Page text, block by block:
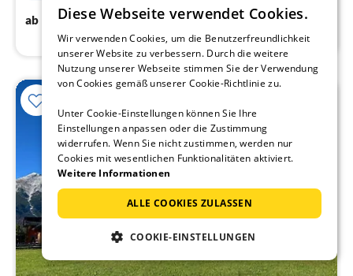
ab 200€/ Nacht
Diese Webseite verwendet Cookies.
Wir verwenden Cookies, um die Benutzerfreundlichkeit
unserer Website zu verbessern. Durch die weitere
Nutzung unserer Webseite stimmen Sie der Verwendung
von Cookies gemäß unserer Cookie-Richtlinie zu.
Unter Cookie-Einstellungen können Sie Ihre
Einstellungen anpassen oder die Zustimmung
widerrufen. Wenn Sie nicht zustimmen, werden nur
Cookies mit wesentlichen Funktionalitäten aktiviert.
Weitere Informationen
ALLE COOKIES ZULASSEN
COOKIE-EINSTELLUNGEN